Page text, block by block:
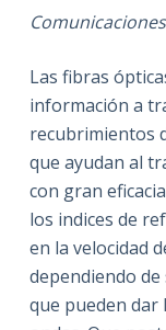
Comunicaciones
Las fibras
información a
recubrimientos
que ayudan al
con gran
los indices de
en la velocidad
dependiendo
que pueden dar